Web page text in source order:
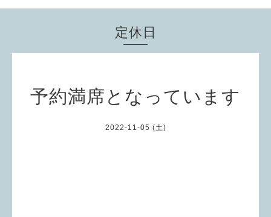
定休日
予約満席となっています
2022-11-05 (土)